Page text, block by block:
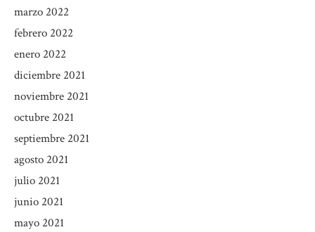
marzo 2022
febrero 2022
enero 2022
diciembre 2021
noviembre 2021
octubre 2021
septiembre 2021
agosto 2021
julio 2021
junio 2021
mayo 2021